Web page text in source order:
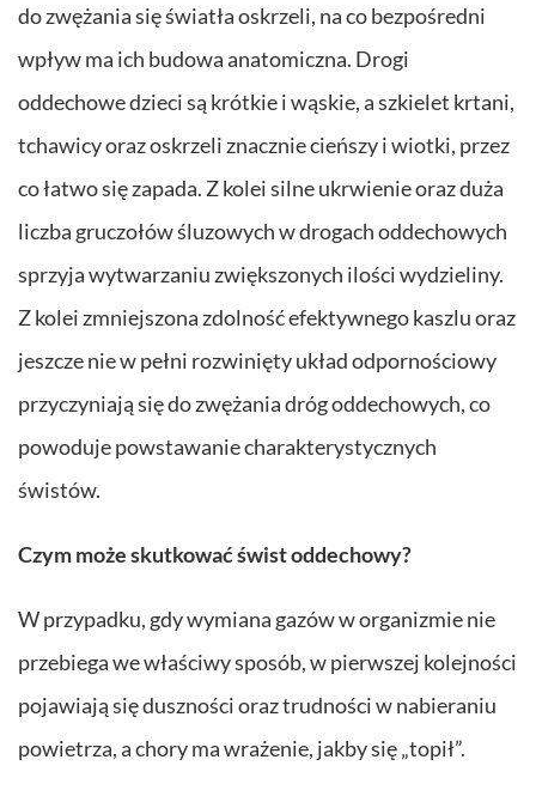
do zwężania się światła oskrzeli, na co bezpośredni
wpływ ma ich budowa anatomiczna. Drogi
oddechowe dzieci są krótkie i wąskie, a szkielet krtani,
tchawicy oraz oskrzeli znacznie cieńszy i wiotki, przez
co łatwo się zapada. Z kolei silne ukrwienie oraz duża
liczba gruczołów śluzowych w drogach oddechowych
sprzyja wytwarzaniu zwiększonych ilości wydzieliny.
Z kolei zmniejszona zdolność efektywnego kaszlu oraz
jeszcze nie w pełni rozwinięty układ odpornościowy
przyczyniają się do zwężania dróg oddechowych, co
powoduje powstawanie charakterystycznych
świstów.
Czym może skutkować świst oddechowy?
W przypadku, gdy wymiana gazów w organizmie nie
przebiega we właściwy sposób, w pierwszej kolejności
pojawiają się duszności oraz trudności w nabieraniu
powietrza, a chory ma wrażenie, jakby się „topił”.